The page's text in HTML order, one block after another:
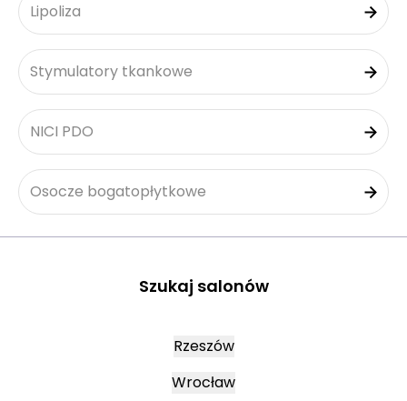
Lipoliza
Stymulatory tkankowe
NICI PDO
Osocze bogatopłytkowe
Szukaj salonów
Rzeszów
Wrocław